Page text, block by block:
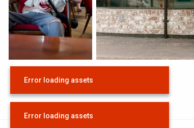
Error loading assets
Error loading assets